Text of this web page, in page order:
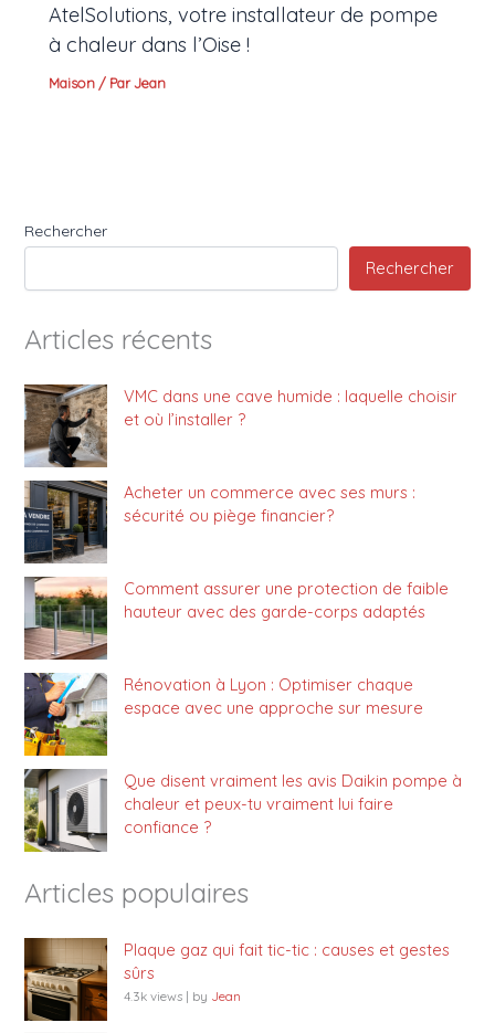
AtelSolutions, votre installateur de pompe
à chaleur dans l’Oise !
Maison / ParJean
Rechercher
Rechercher
Articles récents
VMC dans une cave humide : laquelle choisir
et où l’installer ?
Acheter un commerce avec ses murs :
sécurité ou piège financier?
Comment assurer une protection de faible
hauteur avec des garde-corps adaptés
Rénovation à Lyon : Optimiser chaque
espace avec une approche sur mesure
Que disent vraiment les avis Daikin pompe à
chaleur et peux-tu vraiment lui faire
confiance ?
Articles populaires
Plaque gaz qui fait tic-tic : causes et gestes
sûrs
4.3k views | by Jean